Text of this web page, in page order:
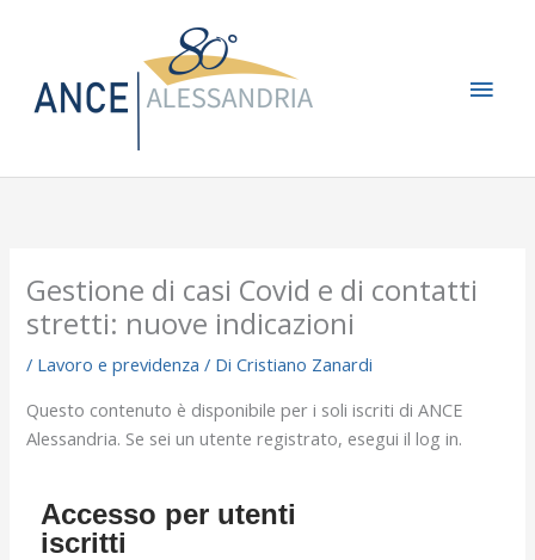
Gestione di casi Covid e di contatti
stretti: nuove indicazioni
/ Lavoro e previdenza / DiCristiano Zanardi
Questo contenuto è disponibile per i soli iscriti di ANCE
Alessandria. Se sei un utente registrato, esegui il log in.
Accesso per utenti
iscritti